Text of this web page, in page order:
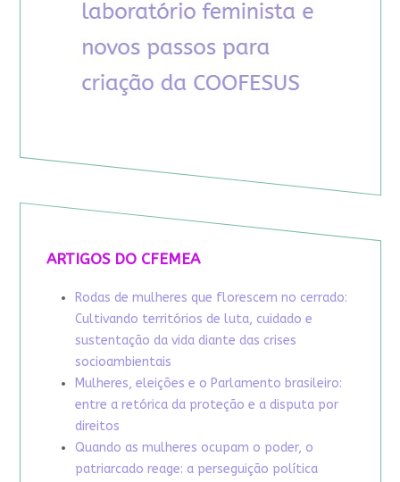
ARTIGOS DO CFEMEA
Rodas de mulheres que florescem no cerrado:
Cultivando territórios de luta, cuidado e
sustentação da vida diante das crises
socioambientais
Mulheres, eleições e o Parlamento brasileiro:
entre a retórica da proteção e a disputa por
direitos
Quando as mulheres ocupam o poder, o
patriarcado reage: a perseguição política